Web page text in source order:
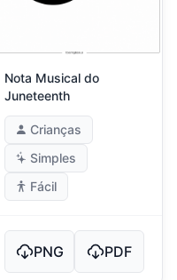
Nota Musical do
Juneteenth
Crianças
Simples
Fácil
PNG PDF